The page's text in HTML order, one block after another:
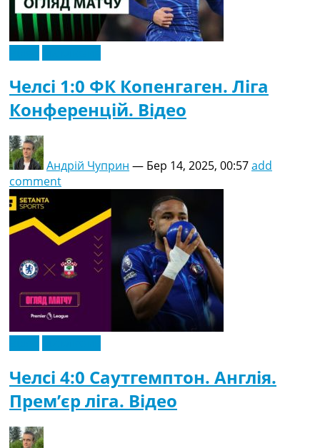
Челсі 1:0 ФК Копенгаген. Ліга
Конференцій. Відео
Андрій Чуприн — Бер 14, 2025, 00:57add
comment
Челсі 4:0 Саутгемптон. Англія.
Прем’єр ліга. Відео